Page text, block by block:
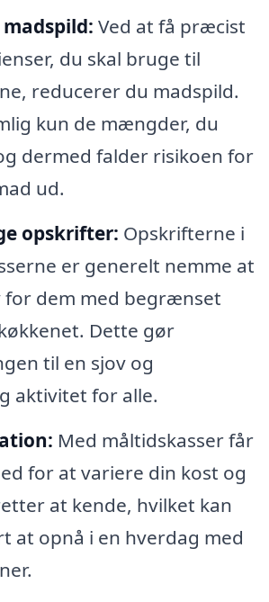
Ved at få præcist
du skal bruge til
reducerer du madspild.
kun de mængder, du
dermed falder risikoen for
ud.
opskrifter: Opskrifterne i
er generelt nemme at
for dem med begrænset
Dette gør
til en sjov og
aktivitet for alle.
Med måltidskasser får
for at variere din kost og
at kende, hvilket kan
at opnå i en hverdag med